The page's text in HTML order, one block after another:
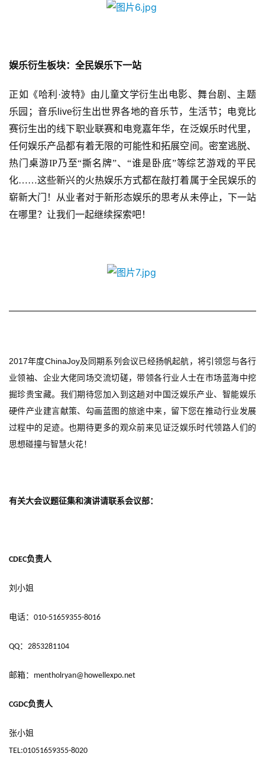
5
十
三
届
金
茶
奖
7
对
会
上
海
中
)
娱乐衍生板块：全民娱乐下一站
正如《哈利 ·波特》由儿童文学衍生出电影、舞台剧、主题
乐园；音乐 live衍生出世界各地的音乐节， 生活节；电竞比
赛衍生出的线下职业联赛和 电竞嘉年华，在泛娱乐时代里，
任何娱乐产品都有着无限的可能性和拓展空间。密室逃脱、
热门桌游IP乃至“撕名牌”、“谁是卧底”等综艺游戏的平民
化……这些新兴的火热娱乐方式都在敲打着属于全民娱乐的
崭新大门！从业者对于新形态娱乐的思考从未停止，下一站
在哪里？让我们一起继续探索吧！
2017年度ChinaJoy及同期 系列 会议已经扬帆起航，将引领您与各行
业领袖、企业大佬同场交流切磋，带领各行业人士在市场蓝海中挖
掘珍贵宝藏。我们期待您加入到这趟对中国泛娱乐产业、智能娱乐
硬件产业建言献策、勾画蓝图的旅途中来，留下您在推动行业发展
过程中的足迹。也期待更多的观众前来见证泛娱乐时代领路人们的
思想碰撞与智慧火花！
有关大会议题征集和演讲请联系会议部：
CDEC负责人
刘小姐
电话： 010-51659355-8016
QQ： 2853281104
邮箱： mentholryan@howellexpo.net
CGDC负责人
张小姐
TEL:01051659355-8020